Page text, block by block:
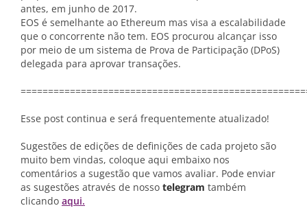
antes, em junho de 2017.
EOS é semelhante ao Ethereum mas visa a escalabilidade
que o concorrente não tem. EOS procurou alcançar isso
por meio de um sistema de Prova de Participação (DPoS)
delegada para aprovar transações.
Esse post continua e será frequentemente atualizado!
Sugestões de edições de definições de cada projeto são
muito bem vindas, coloque aqui embaixo nos
comentários a sugestão que vamos avaliar. Pode enviar
as sugestões através de nosso telegram também
clicando aqui.